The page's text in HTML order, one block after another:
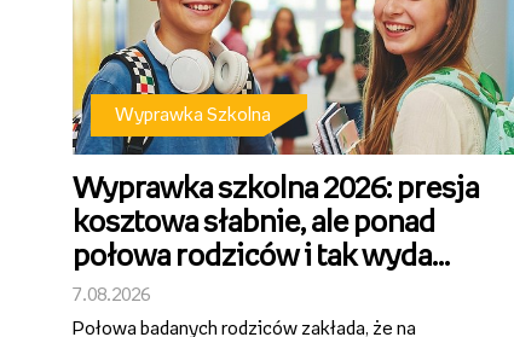
Wyprawka Szkolna
Wyprawka szkolna 2026: presja
kosztowa słabnie, ale ponad
połowa rodziców i tak wyda
więcej niż 500 zł [wyniki badania
SW Research dla Empiku]
7.08.2026
Połowa badanych rodziców zakłada, że na